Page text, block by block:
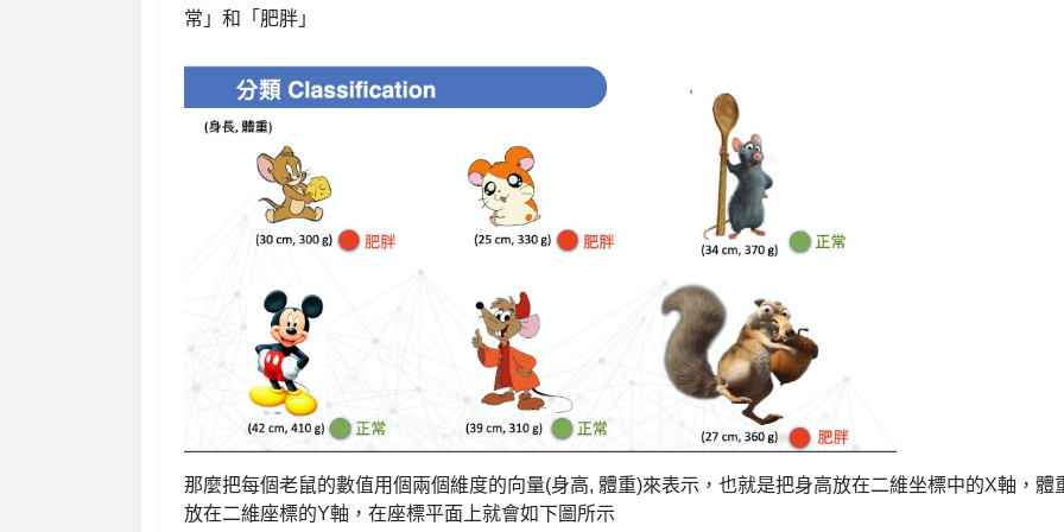
常」和「肥胖」
那麼把每個老鼠的數值用個兩個維度的向量(身高, 體重)來表示，也就是把身高放在二維坐標中的X軸，體
放在二維座標的Y軸，在座標平面上就會如下圖所示